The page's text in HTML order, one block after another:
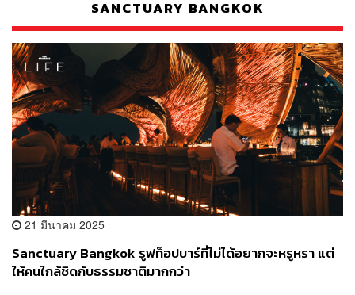
SANCTUARY BANGKOK
21 มีนาคม 2025
Sanctuary Bangkok รูฟท็อปบาร์ที่ไม่ได้อยากจะหรูหรา แต่
ให้คนใกล้ชิดกับธรรมชาติมากกว่า